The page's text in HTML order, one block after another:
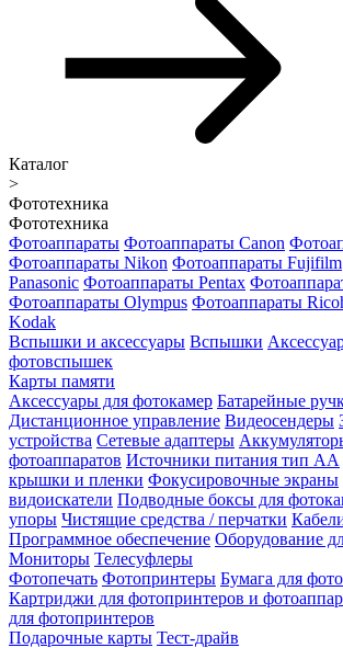
Каталог
>
Фототехника
Фототехника
Фотоаппараты Фотоаппараты Canon
Фотоаппараты Nikon Фотоаппараты Fujifilm
Panasonic Фотоаппараты Pentax
Фотоаппараты Olympus Фотоаппараты
Kodak
Вспышки и аксессуары Вспышки
фотовспышек
Карты памяти
Аксессуары для фотокамер Батарейные
Дистанционное управление Видеосендеры
устройства Сетевые адаптеры
фотоаппаратов Источники питания тип АА
крышки и пленки Фокусировочные экраны
видоискатели Подводные боксы для
упоры Чистящие средства / перчатки
Программное обеспечение Оборудование
Мониторы Телесуфлеры
Фотопечать Фотопринтеры Бумага для
Картриджи для фотопринтеров и
для фотопринтеров
Подарочные карты Тест-драйв